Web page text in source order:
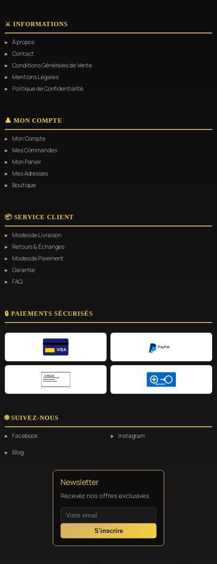
⚔️ INFORMATIONS
À propos
Contact
Conditions Générales de Vente
Mentions Légales
Politique de Confidentialité
👤 MON COMPTE
Mon Compte
Mes Commandes
Mon Panier
Mes Adresses
Boutique
📦 SERVICE CLIENT
Modes de Livraison
Retours & Échanges
Modes de Paiement
Garantie
FAQ
🔒 PAIEMENTS SÉCURISÉS
VISA
PayPal
CHÈQUE
VIREMENT
🌐 SUIVEZ-NOUS
Facebook
Instagram
Blog
Newsletter
Recevez nos offres exclusives
S'inscrire